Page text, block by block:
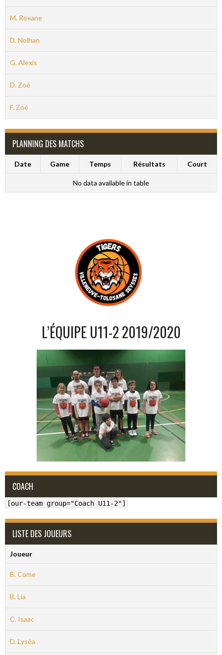
M. Roxane
D. Nolhan
G. Alexis
D. Zoé
F. Zoé
PLANNING DES MATCHS
Date Game Temps Résultats Court
No data available in table
L’ÉQUIPE U11-2 2019/2020
COACH
[our-team group="Coach U11-2"]
LISTE DES JOUEURS
Joueur
B. Come
B. Lia
C. Isaac
D. Lyséa